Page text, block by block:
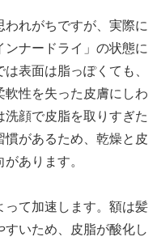
れがちですが、実際に
ナードライ」の状態に
表面は脂っぽくても、
性を失った皮膚にしわ
顔で皮脂を取りすぎた
慣があるため、乾燥と皮
あります。
って加速します。額は髪
いため、皮脂が酸化し